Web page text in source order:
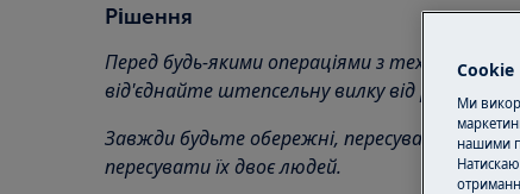
Рішення
Перед будь-якими операціями з технічного
від'єднайте штепсельну вилку відрозетки.
Завжди будьте обережні, пересуваючи
пересувати їх двоє людей.
Cookie
Ми
нашими